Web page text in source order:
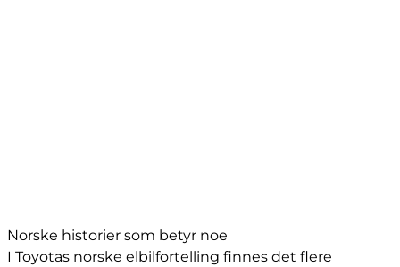
Norske historier som betyr noe
I Toyotas norske elbilfortelling finnes det flere